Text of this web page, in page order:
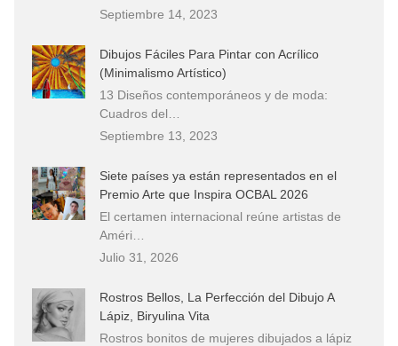
Septiembre 14, 2023
Dibujos Fáciles Para Pintar con Acrílico
(Minimalismo Artístico)
13 Diseños contemporáneos y de moda:
Cuadros del…
Septiembre 13, 2023
Siete países ya están representados en el
Premio Arte que Inspira OCBAL 2026
El certamen internacional reúne artistas de
Améri…
Julio 31, 2026
Rostros Bellos, La Perfección del Dibujo A
Lápiz, Biryulina Vita
Rostros bonitos de mujeres dibujados a lápiz